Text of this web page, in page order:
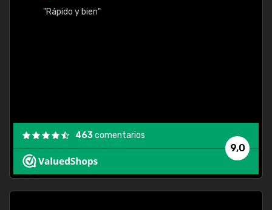
"Rápido y bien"
9,0
463comentarios